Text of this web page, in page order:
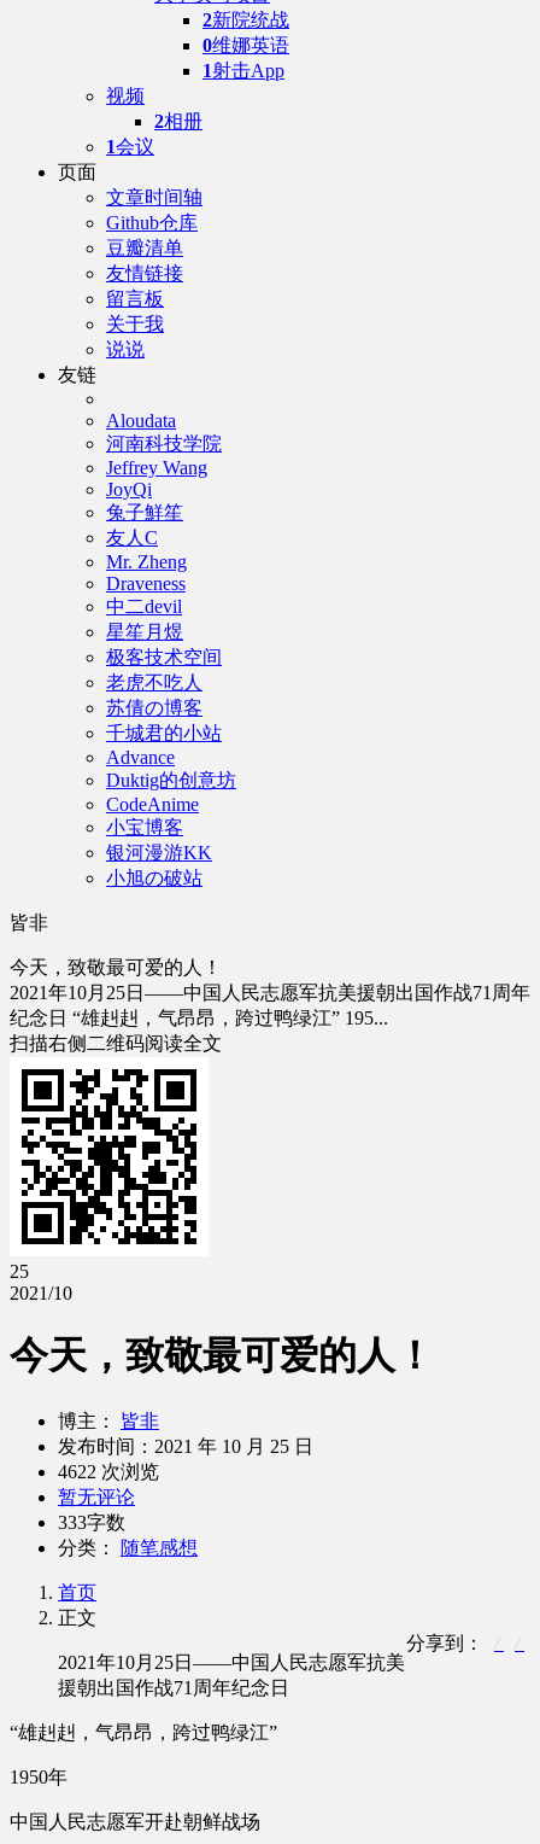
2新院统战
0维娜英语
1射击App
视频
2相册
1会议
页面
文章时间轴
Github仓库
豆瓣清单
友情链接
留言板
关于我
说说
友链
Aloudata
河南科技学院
Jeffrey Wang
JoyQi
兔子鮮笙
友人C
Mr. Zheng
Draveness
中二devil
星笙月煜
极客技术空间
老虎不吃人
苏倩の博客
千城君的小站
Advance
Duktig的创意坊
CodeAnime
小宝博客
银河漫游KK
小旭の破站
皆非
今天，致敬最可爱的人！
2021年10月25日——中国人民志愿军抗美援朝出国作战71周年
纪念日 “雄赳赳，气昂昂，跨过鸭绿江” 195...
扫描右侧二维码阅读全文
25
2021/10
今天，致敬最可爱的人！
博主：
皆非
发布时间： 2021 年 10 月 25 日
4622 次浏览
暂无评论
333字数
分类：
随笔感想
首页
正文
分享到：
2021年10月25日——中国人民志愿军抗美
援朝出国作战71周年纪念日
“雄赳赳，气昂昂，跨过鸭绿江”
1950年
中国人民志愿军开赴朝鲜战场